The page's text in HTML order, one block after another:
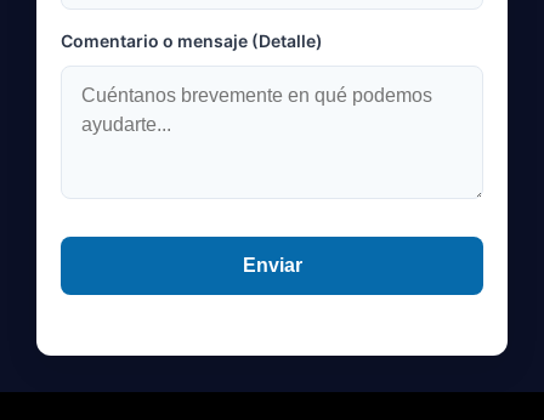
Comentario o mensaje (Detalle)